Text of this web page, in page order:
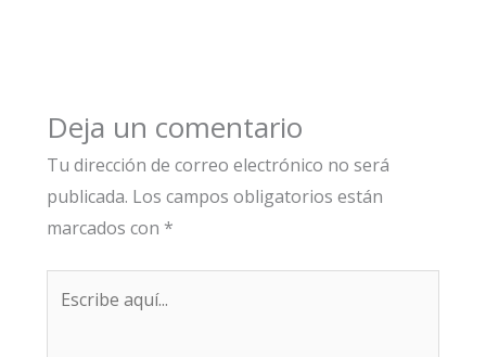
Deja un comentario
Tu dirección de correo electrónico no será
publicada. Los campos obligatorios están
marcados con *